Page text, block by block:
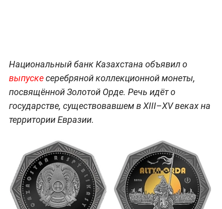
Национальный банк Казахстана объявил о
выпускесеребряной коллекционной монеты,
посвящённой Золотой Орде. Речь идёт о
государстве, существовавшем в XIII–XV веках на
территории Евразии.